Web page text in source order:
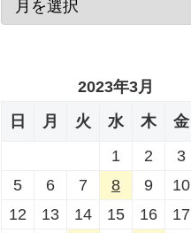
2023年3月
日
月 火 水 木 金
1
2 3
5
6 7 8 9 10
12
13 14 15 16 17